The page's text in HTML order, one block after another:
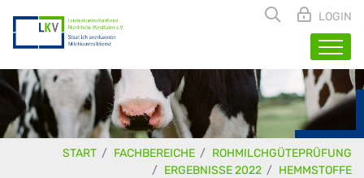
LOGIN
START FACHBEREICHE
ROHMILCHGÜTEPRÜFUNG
ERGEBNISSE 2022
HEMMSTOFFE